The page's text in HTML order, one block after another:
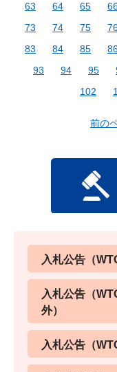
63
64 65
73
74 75
83
84 85
93
94 95
102
前の
入札公告（
入札公告（
外）
入札公告（